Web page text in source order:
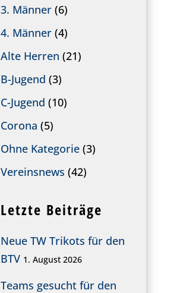
3. Männer(6)
4. Männer(4)
Alte Herren (21)
B-Jugend (3)
C-Jugend (10)
Corona (5)
Ohne Kategorie(3)
Vereinsnews (42)
Letzte Beiträge
Neue TW Trikots für den
BTV 1. August 2026
Teams gesucht für den